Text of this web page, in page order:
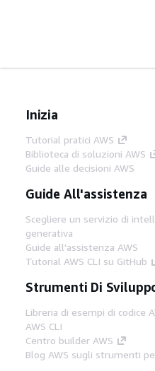
Inizia
Tutorial pratici AWS
Biblioteca di soluzioni AWS
Guide alle decisioni AWS
Guide All'assistenza
Scegliere un servizio di
generativa
Guide all'assistenza AWS
Tutorial AWS CLI su GitHub
Strumenti Di
Libreria di esempi di codice
AWS CLI
Centro builder AWS
Blog AWS sugli strumenti